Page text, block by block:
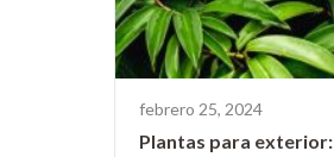
febrero 25, 2024
Plantas para exterior: